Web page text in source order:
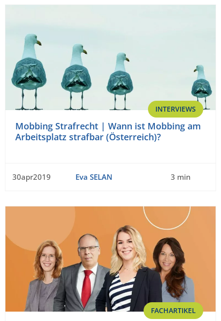
INTERVIEWS
Mobbing Strafrecht | Wann ist Mobbing am
Arbeitsplatz strafbar (Österreich)?
30apr2019 Eva SELAN 3 min
FACHARTIKEL